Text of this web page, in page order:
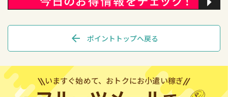
arrow_back ポイントトップへ戻る